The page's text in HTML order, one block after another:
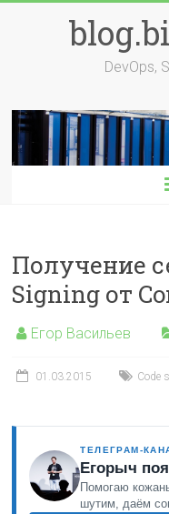
содержимому
DevOps,
Получение
Signing от
Егор Васильев
01.03.2015 Code
ТЕЛЕГРАМ-
Егорыч
Помогаю
шутим, даём